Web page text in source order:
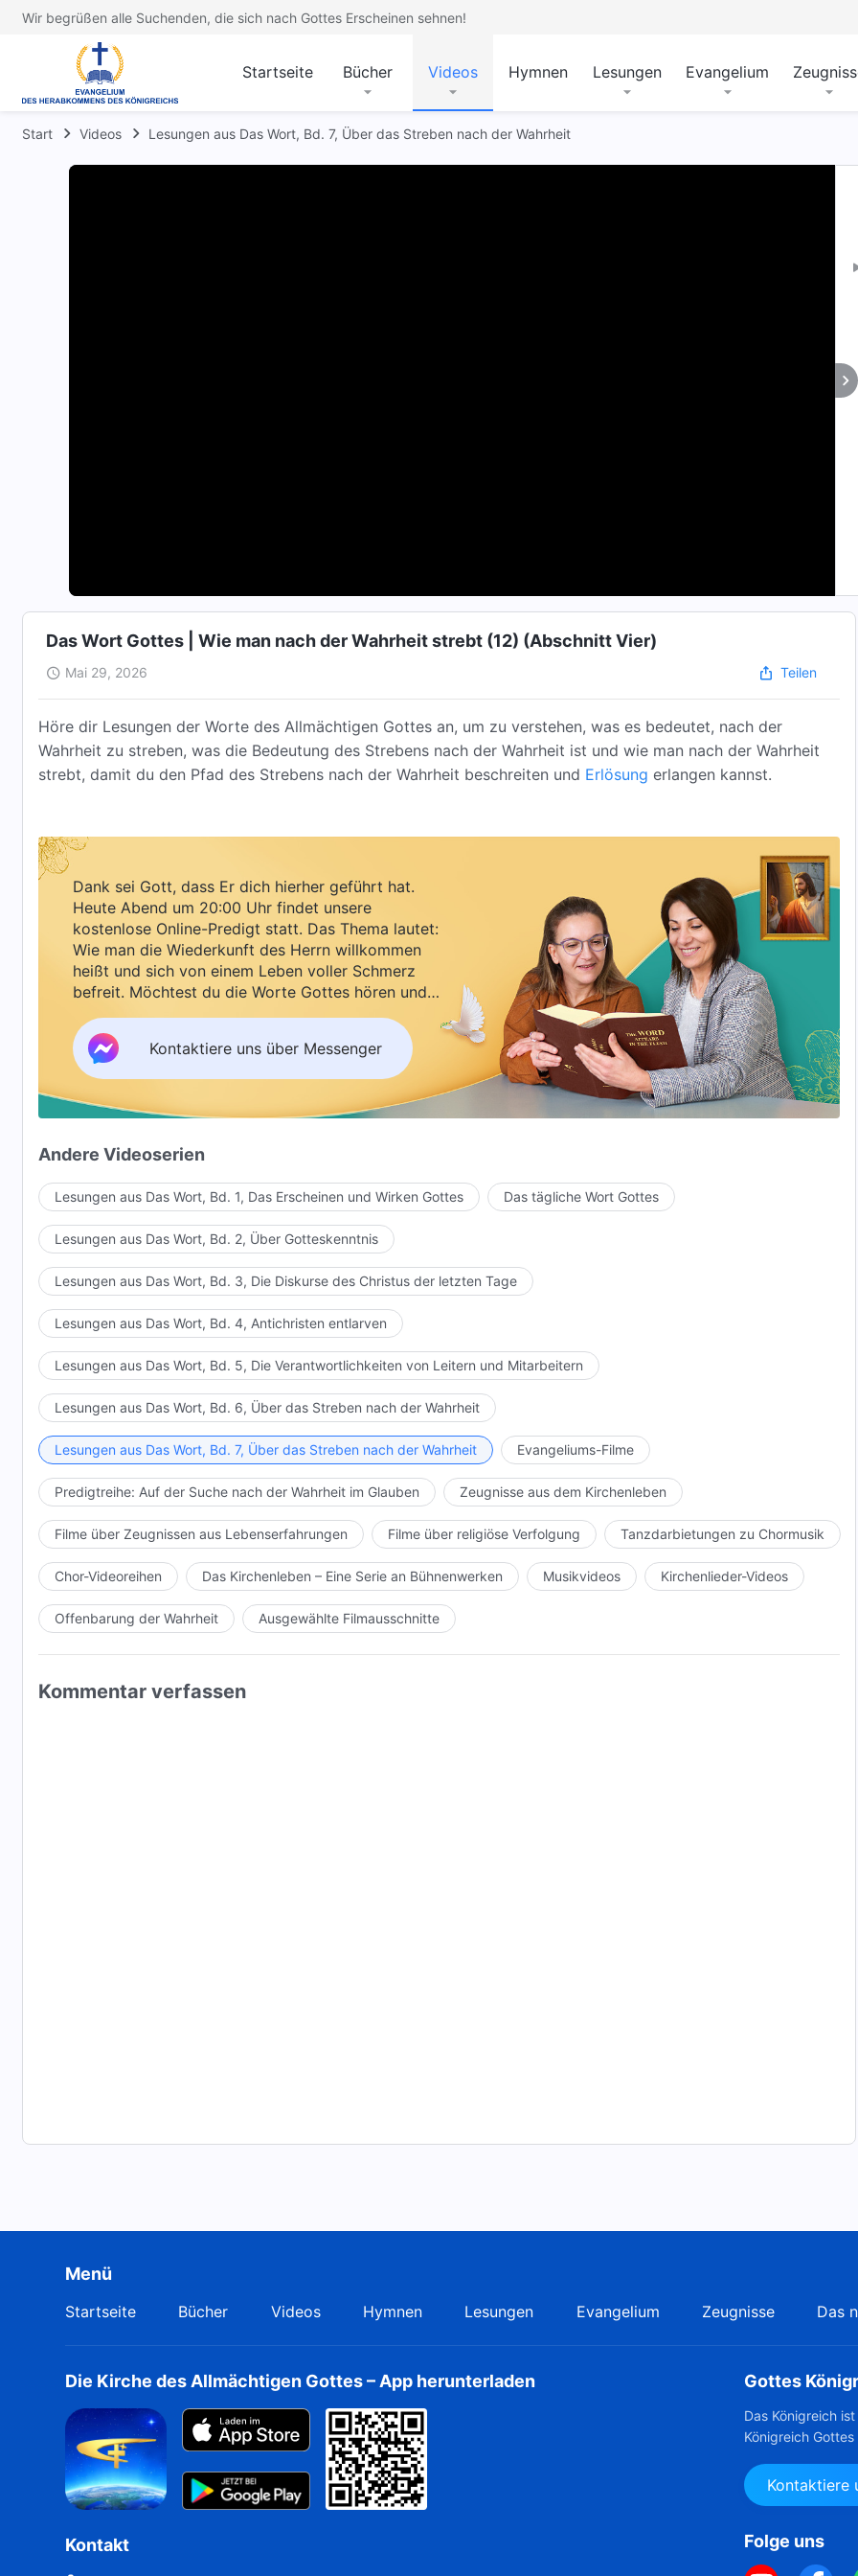
Wir begrüßen alle Suchenden, die sich nach Gottes Erscheinen sehnen!
Startseite Bücher Videos Hymnen Lesungen Evangelium
Start Videos Lesungen aus Das Wort, Bd. 7, Über das Streben nach der Wahrheit
Das Wort Gottes | Wie man nach der Wahrheit strebt (12) (Abschnitt Vier)
Mai 29, 2026 Teilen
Höre dir Lesungen der Worte des Allmächtigen Gottes an, um zu verstehen, was es bedeutet, nach der
Wahrheit zu streben, was die Bedeutung des Strebens nach der Wahrheit ist und wie man nach der Wahrheit
strebt, damit du den Pfad des Strebens nach der Wahrheit beschreiten und Erlösung erlangen kannst.
Dank sei Gott, dass Er dich hierher geführt hat.
Heute Abend um 20:00 Uhr findet unsere
kostenlose Online-Predigt statt. Das Thema lautet:
Wie man die Wiederkunft des Herrn willkommen
heißt und sich von einem Leben voller Schmerz
befreit. Möchtest du die Worte Gottes hören und
Segen empfangen?
Kontaktiere uns über Messenger
Andere Videoserien
Lesungen aus Das Wort, Bd. 1, Das Erscheinen und Wirken Gottes Das tägliche Wort Gottes
Lesungen aus Das Wort, Bd. 2, Über Gotteskenntnis
Lesungen aus Das Wort, Bd. 3, Die Diskurse des Christus der letzten Tage
Lesungen aus Das Wort, Bd. 4, Antichristen entlarven
Lesungen aus Das Wort, Bd. 5, Die Verantwortlichkeiten von Leitern und Mitarbeitern
Lesungen aus Das Wort, Bd. 6, Über das Streben nach der Wahrheit
Lesungen aus Das Wort, Bd. 7, Über das Streben nach der Wahrheit Evangeliums-Filme
Predigtreihe: Auf der Suche nach der Wahrheit im Glauben Zeugnisse aus dem Kirchenleben
Filme über Zeugnissen aus Lebenserfahrungen Filme über religiöse Verfolgung Tanzdarbietungen zu Chormusik
Chor-Videoreihen Das Kirchenleben – Eine Serie an Bühnenwerken Musikvideos Kirchenlieder-Videos
Offenbarung der Wahrheit Ausgewählte Filmausschnitte
Kommentar verfassen
Menü
Startseite Bücher Videos Hymnen Lesungen Evangelium Zeugnisse Das
Die Kirche des Allmächtigen Gottes – App herunterladen
Kontakt
Gottes
Das Königreich
Königreich
Kontaktiere
Folge uns